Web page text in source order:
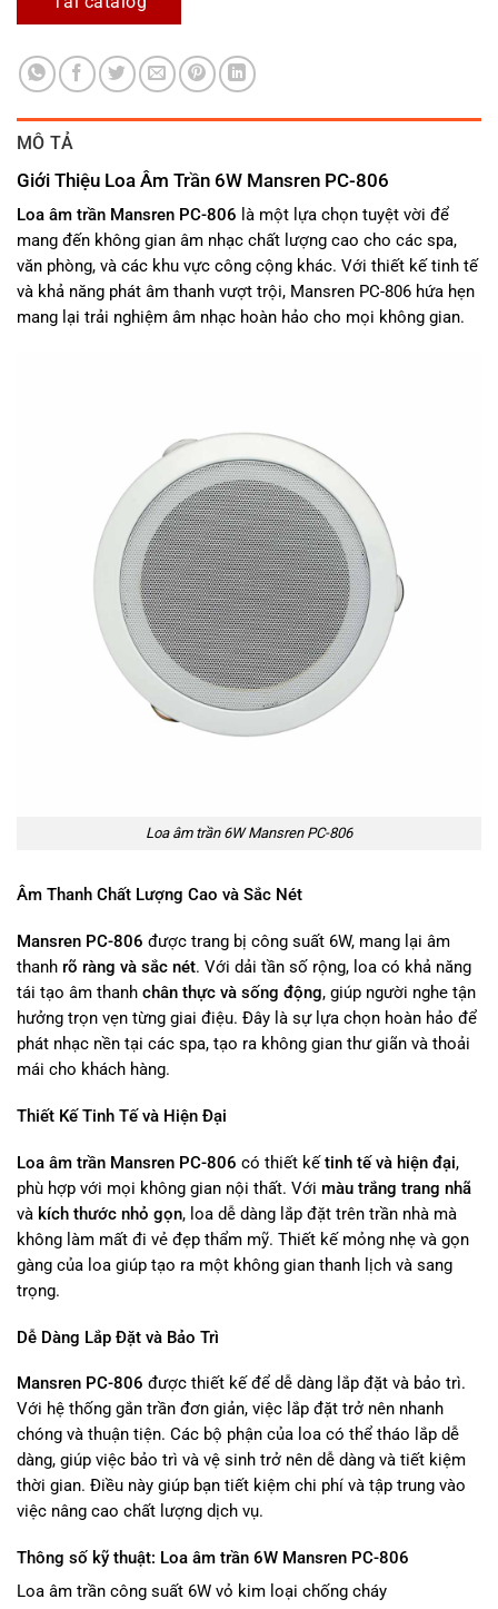
MÔ TẢ
Giới Thiệu Loa Âm Trần 6W Mansren PC-806
Loa âm trần Mansren PC-806 là một lựa chọn tuyệt vời để
mang đến không gian âm nhạc chất lượng cao cho các spa,
văn phòng, và các khu vực công cộng khác. Với thiết kế tinh tế
và khả năng phát âm thanh vượt trội, Mansren PC-806 hứa hẹn
mang lại trải nghiệm âm nhạc hoàn hảo cho mọi không gian.
Loa âm trần 6W Mansren PC-806
Âm Thanh Chất Lượng Cao và Sắc Nét
Mansren PC-806 được trang bị công suất 6W, mang lại âm
thanh rõ ràng và sắc nét. Với dải tần số rộng, loa có khả năng
tái tạo âm thanh chân thực và sống động, giúp người nghe tận
hưởng trọn vẹn từng giai điệu. Đây là sự lựa chọn hoàn hảo để
phát nhạc nền tại các spa, tạo ra không gian thư giãn và thoải
mái cho khách hàng.
Thiết Kế Tinh Tế và Hiện Đại
Loa âm trần Mansren PC-806 có thiết kế tinh tế và hiện đại,
phù hợp với mọi không gian nội thất. Với màu trắng trang nhã
và kích thước nhỏ gọn, loa dễ dàng lắp đặt trên trần nhà mà
không làm mất đi vẻ đẹp thẩm mỹ. Thiết kế mỏng nhẹ và gọn
gàng của loa giúp tạo ra một không gian thanh lịch và sang
trọng.
Dễ Dàng Lắp Đặt và Bảo Trì
Mansren PC-806 được thiết kế để dễ dàng lắp đặt và bảo trì.
Với hệ thống gắn trần đơn giản, việc lắp đặt trở nên nhanh
chóng và thuận tiện. Các bộ phận của loa có thể tháo lắp dễ
dàng, giúp việc bảo trì và vệ sinh trở nên dễ dàng và tiết kiệm
thời gian. Điều này giúp bạn tiết kiệm chi phí và tập trung vào
việc nâng cao chất lượng dịch vụ.
Thông số kỹ thuật: Loa âm trần 6W Mansren PC-806
Loa âm trần công suất 6W vỏ kim loại chống cháy